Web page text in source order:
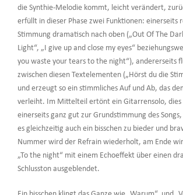
die Synthie-Melodie kommt, leicht verändert,
erfüllt in dieser Phase zwei Funktionen: einerseits
Stimmung dramatisch nach oben („Out Of The
Light“, „I give up and close my eyes“
you waste your tears to the night“), andererseits
zwischen diesen Textelementen („Hörst du die
und erzeugt so ein stimmliches Auf und Ab, das
verleiht. Im Mittelteil ertönt ein Gitarrensolo, dies
einerseits ganz gut zur Grundstimmung des
es gleichzeitig auch ein bisschen zu bieder und
Nummer wird der Refrain wiederholt, am Ende
„To the night“ mit einem Echoeffekt über einen
Schlusston ausgeblendet.